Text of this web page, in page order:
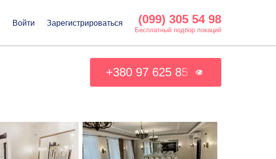
Войти Зарегистрироваться (099) 305 54 98
Бесплатный подбор локаций
+380 97 625 85